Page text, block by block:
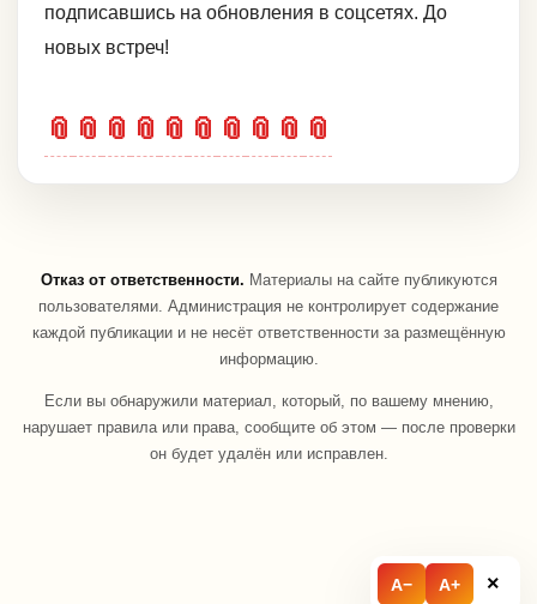
A− A+ ×
подписавшись на обновления в соцсетях. До
новых встреч!
📎 📎 📎 📎 📎 📎 📎 📎 📎 📎
Отказ от ответственности. Материалы на сайте публикуются
пользователями. Администрация не контролирует содержание
каждой публикации и не несёт ответственности за размещённую
информацию.
Если вы обнаружили материал, который, по вашему мнению,
нарушает правила или права, сообщите об этом — после проверки
он будет удалён или исправлен.